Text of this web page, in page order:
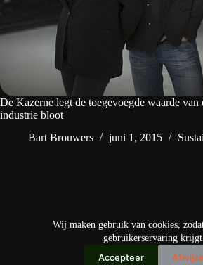
Wij maken gebruik van cookies,
gebruikerservaring
Accepteer
De Kazerne legt de toegevoegde waarde van
industrie bloot
Bart Brouwers
juni 1, 2015